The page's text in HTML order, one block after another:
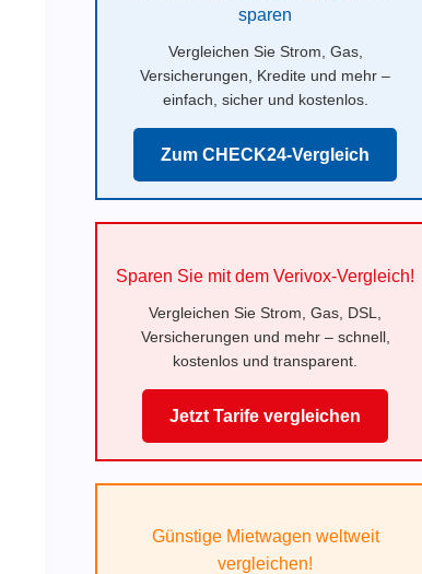
sparen
Vergleichen Sie Strom, Gas,
Versicherungen, Kredite und mehr –
einfach, sicher und kostenlos.
Zum CHECK24-Vergleich
Sparen Sie mit dem Verivox-Vergleich!
Vergleichen Sie Strom, Gas, DSL,
Versicherungen und mehr – schnell,
kostenlos und transparent.
Jetzt Tarife vergleichen
Günstige Mietwagen weltweit
vergleichen!